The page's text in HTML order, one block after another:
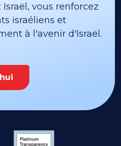
vous renforcez
israéliens et
à l'avenir d'Israël.